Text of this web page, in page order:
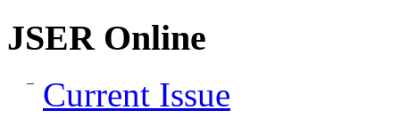
JSER Online
Current Issue